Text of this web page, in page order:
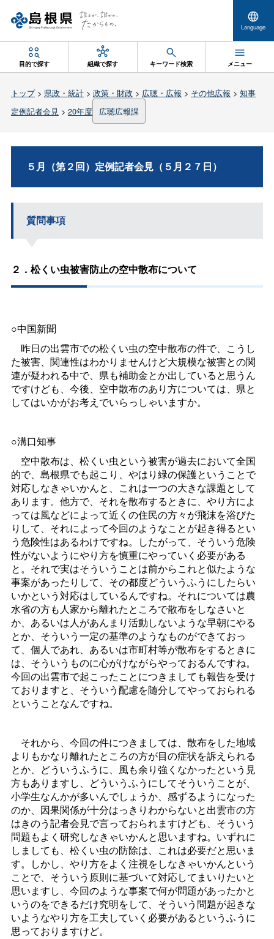
Language
目的で探す 組織で探す キーワード検索 メニュー
トップ> 県政・統計> 政策・財政 > 広聴・広報 > その他広報 > 知事
定例記者会見> 20年度 広聴広報課
５月（第２回）定例記者会見（５月２７日）
質問事項
２．松くい虫被害防止の空中散布について
○中国新聞
昨日の出雲市での松くい虫の空中散布の件で、こうし
た被害、関連性はわかりませんけど大規模な被害との関
連が疑われる中で、県も補助金とか出していると思うん
ですけども、今後、空中散布のあり方については、県と
してはいかがお考えでいらっしゃいますか。
○溝口知事
空中散布は、松くい虫という被害が過去において全国
的で、島根県でも起こり、やはり緑の保護ということで
対応しなきゃいかんと、これは一つの大きな課題として
あります。他方で、それを散布するときに、やり方によ
っては風などによって近くの住民の方々が飛沫を浴びた
りして、それによって今回のようなことが起き得るとい
う危険性はあるわけですね。したがって、そういう危険
性がないようにやり方を慎重にやっていく必要がある
と。それで実はそういうことは前からこれと似たような
事案があったりして、その都度どういうふうにしたらい
いかという対応はしているんですね。それについては農
水省の方も人家から離れたところで散布をしなさいと
か、あるいは人があんまり活動しないような早朝にやる
とか、そういう一定の基準のようなものができておっ
て、個人であれ、あるいは市町村等が散布をするときに
は、そういうものに心がけながらやっておるんですね。
今回の出雲市で起こったことにつきましても報告を受け
ておりますと、そういう配慮を随分してやっておられる
ということなんですね。
それから、今回の件につきましては、散布をした地域
よりもかなり離れたところの方が目の症状を訴えられる
とか、どういうふうに、風も余り強くなかったという見
方もありますし、どういうふうにしてそういうことが、
小学生なんかが多いんでしょうか、感ずるようになった
のか、因果関係が十分はっきりわからないと出雲市の方
はきのう記者会見で言っておられますけども、そういう
問題もよく研究しなきゃいかんと思いますね。いずれに
しましても、松くい虫の防除は、これは必要だと思いま
す。しかし、やり方をよく注視をしなきゃいかんという
ことで、そういう原則に基づいて対応してまいりたいと
思いますし、今回のような事案で何が問題があったかと
いうのをできるだけ究明をして、そういう問題が起きな
いようなやり方を工夫していく必要があるというふうに
思っておりますけど。